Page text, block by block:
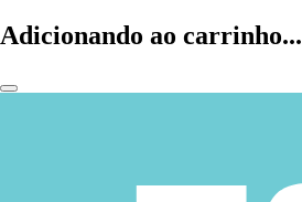
Adicionando ao carrinho...